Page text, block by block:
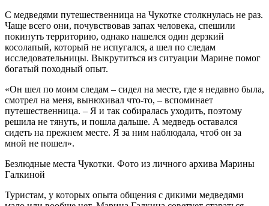
С медведями путешественница на Чукотке столкнулась не раз.
Чаще всего они, почувствовав запах человека, спешили
покинуть территорию, однако нашелся один дерзкий
косолапый, который не испугался, а шел по следам
исследовательницы. Выкрутиться из ситуации Марине помог
богатый походный опыт.
«Он шел по моим следам – сидел на месте, где я недавно была,
смотрел на меня, вынюхивал что-то, – вспоминает
путешественница. – Я и так собиралась уходить, поэтому
решила не тянуть, и пошла дальше. А медведь оставался
сидеть на прежнем месте. Я за ним наблюдала, чтоб он за
мной не пошел».
Безлюдные места Чукотки. Фото из личного архива Марины
Галкиной
Туристам, у которых опыта общения с дикими медведями